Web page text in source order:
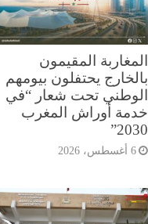
المغاربة المقيمون
بالخارج يحتفلون بيومهم
الوطني تحت شعار “في
خدمة أوراش المغرب
2030”
6 أغسطس، 2026